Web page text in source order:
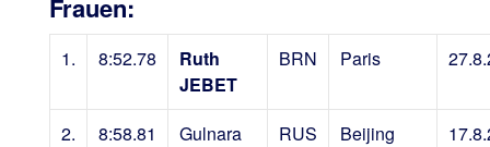
Frauen:
1. 8:52.78
Ruth
JEBET
BRN Paris
2. 8:58.81
Gulnara
RUS Beijing